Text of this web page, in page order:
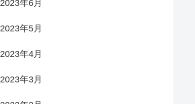
2023年6月
2023年5月
2023年4月
2023年3月